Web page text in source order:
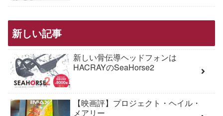
新しい記事
新しい骨伝導ヘッドフォンは
HACRAYのSeaHorse2
【映画評】プロジェクト・ヘイル・
メアリー